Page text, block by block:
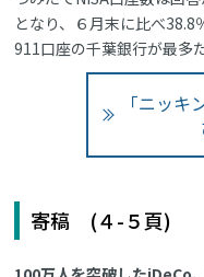
となり、６月末に比べ
911口座の千葉銀行が最多
「ニッ
寄稿 (４-５頁)